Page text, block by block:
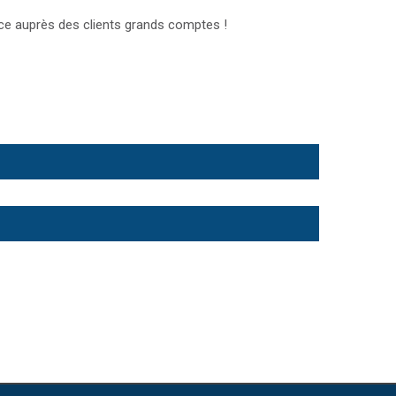
auprès des clients grands comptes !